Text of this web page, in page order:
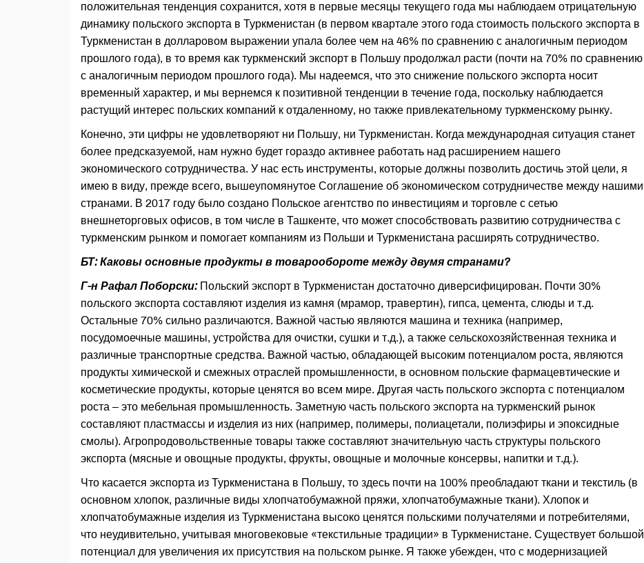
положительная тенденция сохранится, хотя в первые месяцы текущего года мы наблюдаем отрицательную
динамику польского экспорта в Туркменистан (в первом квартале этого года стоимость польского экспорта в
Туркменистан в долларовом выражении упала более чем на 46% по сравнению с аналогичным периодом
прошлого года), в то время как туркменский экспорт в Польшу продолжал расти (почти на 70% по сравнению
с аналогичным периодом прошлого года). Мы надеемся, что это снижение польского экспорта носит
временный характер, и мы вернемся к позитивной тенденции в течение года, поскольку наблюдается
растущий интерес польских компаний к отдаленному, но также привлекательному туркменскому рынку.
Конечно, эти цифры не удовлетворяют ни Польшу, ни Туркменистан. Когда международная ситуация станет
более предсказуемой, нам нужно будет гораздо активнее работать над расширением нашего
экономического сотрудничества. У нас есть инструменты, которые должны позволить достичь этой цели, я
имею в виду, прежде всего, вышеупомянутое Соглашение об экономическом сотрудничестве между нашими
странами. В 2017 году было создано Польское агентство по инвестициям и торговле с сетью
внешнеторговых офисов, в том числе в Ташкенте, что может способствовать развитию сотрудничества с
туркменским рынком и помогает компаниям из Польши и Туркменистана расширять сотрудничество.
БТ: Каковы основные продукты в товарообороте между двумя странами?
Г-н Рафал Поборски:Польский экспорт в Туркменистан достаточно диверсифицирован. Почти 30%
польского экспорта составляют изделия из камня (мрамор, травертин), гипса, цемента, слюды и т.д.
Остальные 70% сильно различаются. Важной частью являются машина и техника (например,
посудомоечные машины, устройства для очистки, сушки и т.д.), а также сельскохозяйственная техника и
различные транспортные средства. Важной частью, обладающей высоким потенциалом роста, являются
продукты химической и смежных отраслей промышленности, в основном польские фармацевтические и
косметические продукты, которые ценятся во всем мире. Другая часть польского экспорта с потенциалом
роста – это мебельная промышленность. Заметную часть польского экспорта на туркменский рынок
составляют пластмассы и изделия из них (например, полимеры, полиацетали, полиэфиры и эпоксидные
смолы). Агропродовольственные товары также составляют значительную часть структуры польского
экспорта (мясные и овощные продукты, фрукты, овощные и молочные консервы, напитки и т.д.).
Что касается экспорта из Туркменистана в Польшу, то здесь почти на 100% преобладают ткани и текстиль (в
основном хлопок, различные виды хлопчатобумажной пряжи, хлопчатобумажные ткани). Хлопок и
хлопчатобумажные изделия из Туркменистана высоко ценятся польскими получателями и потребителями,
что неудивительно, учитывая многовековые «текстильные традиции» в Туркменистане. Существует большой
потенциал для увеличения их присутствия на польском рынке. Я также убежден, что с модернизацией